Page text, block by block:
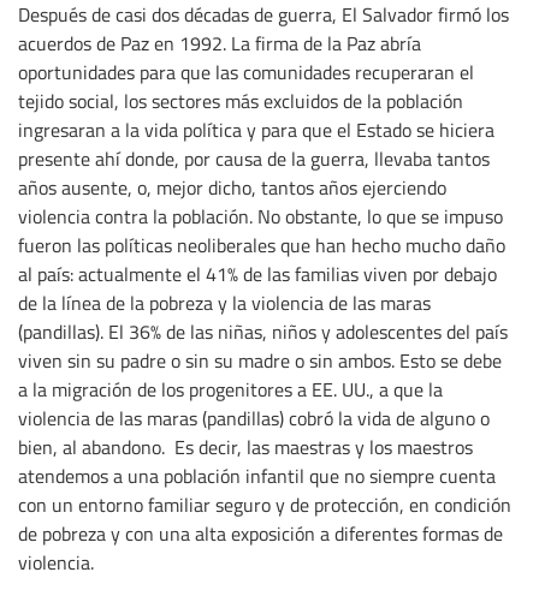
Después de casi dos décadas de guerra, El Salvador firmó los
acuerdos de Paz en 1992. La firma de la Paz abría
oportunidades para que las comunidades recuperaran el
tejido social, los sectores más excluidos de la población
ingresaran a la vida política y para que el Estado se hiciera
presente ahí donde, por causa de la guerra, llevaba tantos
años ausente, o, mejor dicho, tantos años ejerciendo
violencia contra la población. No obstante, lo que se impuso
fueron las políticas neoliberales que han hecho mucho daño
al país: actualmente el 41% de las familias viven por debajo
de la línea de la pobreza y la violencia de las maras
(pandillas). El 36% de las niñas, niños y adolescentes del país
viven sin su padre o sin su madre o sin ambos. Esto se debe
a la migración de los progenitores a EE. UU., a que la
violencia de las maras (pandillas) cobró la vida de alguno o
bien, al abandono. Es decir, las maestras y los maestros
atendemos a una población infantil que no siempre cuenta
con un entorno familiar seguro y de protección, en condición
de pobreza y con una alta exposición a diferentes formas de
violencia.